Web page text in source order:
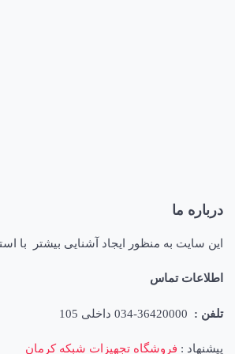
درباره ما
این سایت به منظور ایجاد آشنایی بیشتر با
اطلاعات تماس
تلفن :
پیشنهاد : فروشگاه تجهیزات شبکه کرمان